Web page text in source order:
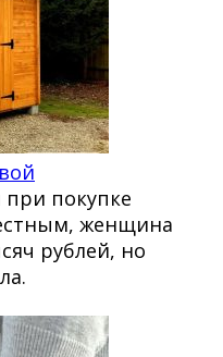
покупке
женщина
рублей, но